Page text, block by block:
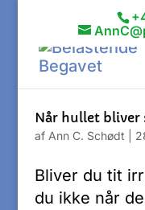
Når hullet bliver
af Ann C. Schødt
Bliver du tit
du ikke når